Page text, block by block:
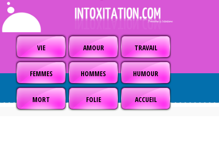
VIE AMOUR TRAVAIL
FEMMES HOMMES HUMOUR
MORT FOLIE ACCUEIL